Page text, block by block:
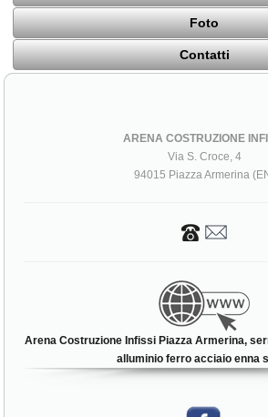
Foto
Contatti
ARENA COSTRUZIONE
Via S. Croce, 4
94015 Piazza Armerina
Arena Costruzione Infissi Piazza Armerina,
alluminio ferro acciaio enna